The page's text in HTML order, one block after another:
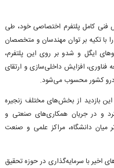
فنی کامل پلتفرم اختصاصی خود، طی
با تکیه بر توان مهندسان و متخصصان
ایگل و شدو بر روی این پلتفرم،
فناوری، افزایش داخلی‌سازی و ارتقای
کشور محسوب می‌شود.
بازدید از بخش‌های مختلف زنجیره
و در جریان همکاری‌های صنعتی و
میان دانشگاه، مراکز علمی و صنعت
اخیر با سرمایه‌گذاری در حوزه تحقیق